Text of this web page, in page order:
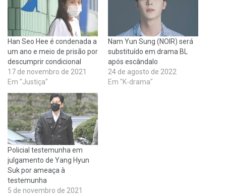
Han Seo Hee é condenada a
um ano e meio de prisão por
descumprir condicional
17 de novembro de 2021
Em "Justiça"
Nam Yun Sung (NOIR) será
substituído em drama BL
após escândalo
24 de agosto de 2022
Em "K-drama"
Policial testemunha em
julgamento de Yang Hyun
Suk por ameaça à
testemunha
5 de novembro de 2021